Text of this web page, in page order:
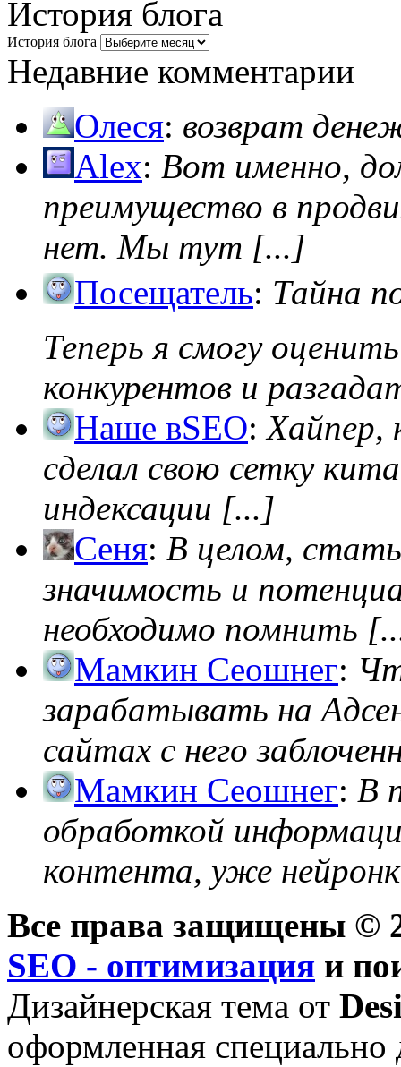
История блога
История блога
Недавние комментарии
Олеся: возврат
Alex: Вот именно,
преимущество в
нет. Мы тут [...]
Посещатель: Тайна
Теперь я смогу
конкурентов и
Наше вSEO:Хайпер,
сделал свою сетку
индексации [...]
Сеня: В целом,
значимость и
необходимо помнить
Мамкин Сеошнег:
зарабатывать на
сайтах с него
Мамкин Сеошнег: В
обработкой
контента, уже
Все права защищены ©
SEO - оптимизация и
Дизайнерская тема от
оформленная